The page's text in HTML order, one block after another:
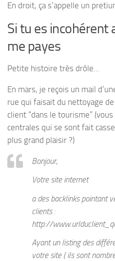
En droit, ça s’appelle un
Si tu es incohérent
me payes
Petite histoire très drôle…
En mars, je reçois un mail
rue qui faisait du nettoyage
client “dans le tourisme”
centrales qui se sont fait
plus grand plaisir ?)
Bonjour,
Votre site internet
a des backlinks pointant
clients :
http://
Ayant un listing des
votre site ( ils sont